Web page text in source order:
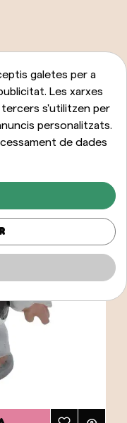
galetes per a
Les xarxes
tercers s'utilitzen per
personalitzats.
de dades